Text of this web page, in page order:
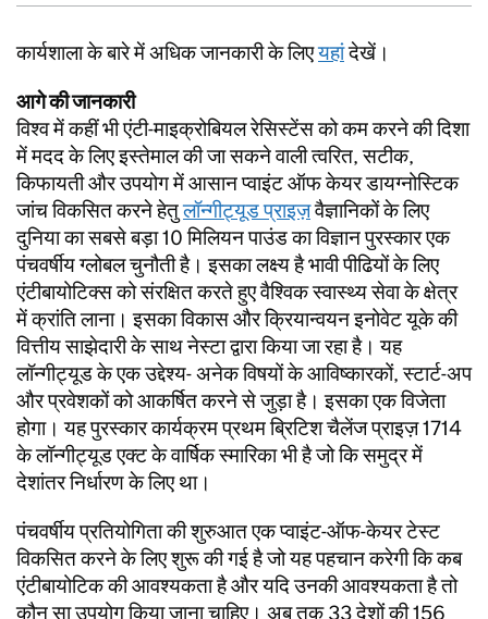
कार्यशाला के बारे में अधिक जानकारी के लिएयहांदेखें।
आगे की जानकारी
विश्व में कहीं भी एंटी-माइक्रोबियल रेसिस्टेंस को कम करने की दिशा
में मदद के लिए इस्तेमाल की जा सकने वाली त्वरित, सटीक,
किफायती और उपयोग में आसान प्वाइंट ऑफ केयर डायग्नोस्टिक
जांच विकसित करने हेतुलॉन्गीट्यूड प्राइज़वैज्ञानिकों के लिए
दुनिया का सबसे बड़ा 10 मिलियन पाउंड का विज्ञान पुरस्कार एक
पंचवर्षीय ग्लोबल चुनौती है। इसका लक्ष्य है भावी पीढियों के लिए
एंटीबायोटिक्स को संरक्षित करते हुए वैश्विक स्वास्थ्य सेवा के क्षेत्र
में क्रांति लाना। इसका विकास और क्रियान्वयन इनोवेट यूके की
वित्तीय साझेदारी के साथ नेस्टा द्वारा किया जा रहा है। यह
लॉन्गीट्यूड के एक उद्देश्य- अनेक विषयों के आविष्कारकों, स्टार्ट-अप
और प्रवेशकों को आकर्षित करने से जुड़ा है। इसका एक विजेता
होगा। यह पुरस्कार कार्यक्रम प्रथम ब्रिटिश चैलेंज प्राइज़ 1714
के लॉन्गीट्यूड एक्ट के वार्षिक स्मारिका भी है जो कि समुद्र में
देशांतर निर्धारण के लिए था।
पंचवर्षीय प्रतियोगिता की शुरुआत एक प्वाइंट-ऑफ-केयर टेस्ट
विकसित करने के लिए शुरू की गई है जो यह पहचान करेगी कि कब
एंटीबायोटिक की आवश्यकता है और यदि उनकी आवश्यकता है तो
कौन सा उपयोग किया जाना चाहिए। अब तक 33 देशों की 156